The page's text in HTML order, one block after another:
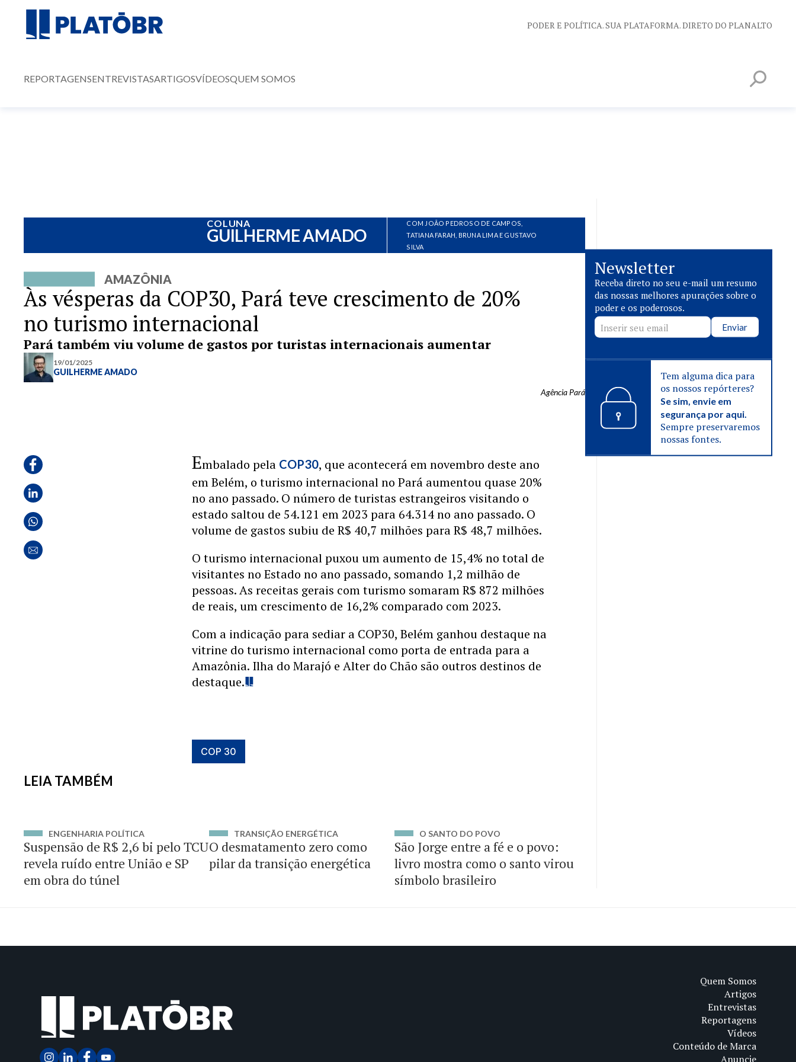
PODER E POLÍTICA. SUA PLATAFORMA. DIRETO DO PLANALTO
REPORTAGENSENTREVISTASARTIGOSVÍDEOSQUEM SOMOS
COLUNA
GUILHERME AMADO
COM JOÃO PEDROSO DE CAMPOS,
TATIANA FARAH, BRUNA LIMA E GUSTAVO
SILVA
AMAZÔNIA
Às vésperas da COP30, Pará teve crescimento de 20%
no turismo internacional
Pará também viu volume de gastos por turistas internacionais aumentar
19/01/2025
GUILHERME AMADO
Agência Pará
Embalado pela COP30, que acontecerá em novembro deste ano
em Belém, o turismo internacional no Pará aumentou quase 20%
no ano passado. O número de turistas estrangeiros visitando o
estado saltou de 54.121 em 2023 para 64.314 no ano passado. O
volume de gastos subiu de R$ 40,7 milhões para R$ 48,7 milhões.
O turismo internacional puxou um aumento de 15,4% no total de
visitantes no Estado no ano passado, somando 1,2 milhão de
pessoas. As receitas gerais com turismo somaram R$ 872 milhões
de reais, um crescimento de 16,2% comparado com 2023.
Com a indicação para sediar a COP30, Belém ganhou destaque na
vitrine do turismo internacional como porta de entrada para a
Amazônia. Ilha do Marajó e Alter do Chão são outros destinos de
destaque.
COP 30
LEIA TAMBÉM
ENGENHARIA POLÍTICA
Suspensão de R$ 2,6 bi pelo TCU
revela ruído entre União e SP
em obra do túnel
TRANSIÇÃO ENERGÉTICA
O desmatamento zero como
pilar da transição energética
O SANTO DO POVO
São Jorge entre a fé e o povo:
livro mostra como o santo virou
símbolo brasileiro
Newsletter
Receba direto no seu e-mail um resumo
das nossas melhores apurações sobre o
poder e os poderosos.
Enviar
Tem alguma dica para
os nossos repórteres?
Se sim, envie em
segurança por aqui.
Sempre preservaremos
nossas fontes.
Quem Somos
Artigos
Entrevistas
Reportagens
Vídeos
Conteúdo de Marca
Anuncie